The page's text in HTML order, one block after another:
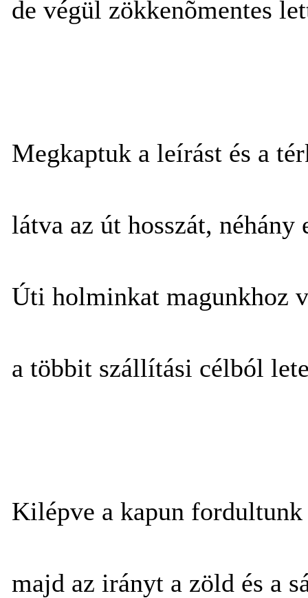
de végül zökkenõmentes
Megkaptuk a leírást és a
látva az út hosszát, néhány
Úti holminkat magunkhoz
a többit szállítási célból
Kilépve a kapun
majd az irányt a zöld és a